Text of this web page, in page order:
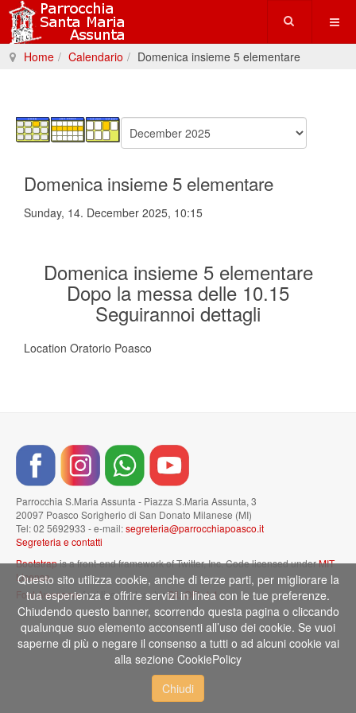
Home Calendario Domenica insieme 5 elementare
Domenica insieme 5 elementare
Sunday, 14. December 2025, 10:15
Domenica insieme 5 elementare
Dopo la messa delle 10.15
Seguirannoi dettagli
Location Oratorio Poasco
Parrocchia S.Maria Assunta - Piazza S.Maria Assunta, 3
20097 Poasco Sorigherio di San Donato Milanese (MI)
Tel: 02 5692933 - e-mail:segreteria@parrocchiapoasco.it
Segreteria e contatti
Bootstrapis a front-end framework of Twitter, Inc. Code licensed underMIT
License.
Font Awesomefont licensed underSIL OFL 1.1 .
Questo sito utilizza cookie, anche di terze parti, per migliorare la
tua esperienza e offrire servizi in linea con le tue preferenze.
Chiudendo questo banner, scorrendo questa pagina o cliccando
qualunque suo elemento acconsenti all’uso dei cookie. Se vuoi
saperne di più o negare il consenso a tutti o ad alcuni cookie vai
alla sezione CookiePolicy
Chiudi